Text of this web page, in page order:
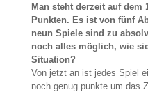
Man steht derzeit auf dem
Punkten. Es ist von fünf
neun Spiele sind zu
noch alles möglich, wie
Situation?
Von jetzt an ist jedes Spiel
noch genug punkte um das